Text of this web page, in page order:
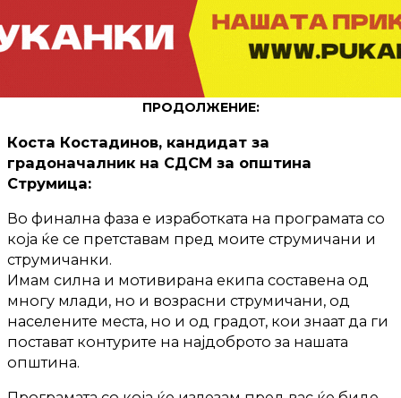
ПРОДОЛЖЕНИЕ:
Коста Костадинов, кандидат за
градоначалник на СДСМ за општина
Струмица:
Во финална фаза е изработката на програмата со
која ќе се претставам пред моите струмичани и
струмичанки.
Имам силна и мотивирана екипа составена од
многу млади, но и возрасни струмичани, од
населените места, но и од градот, кои знаат да ги
постават контурите на најдоброто за нашата
општина.